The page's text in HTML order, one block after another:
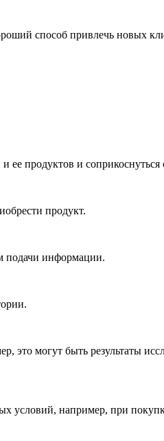
способ привлечь новых
продуктов и соприкоснуться
продукт.
подачи информации.
это могут быть результаты
условий, например, при